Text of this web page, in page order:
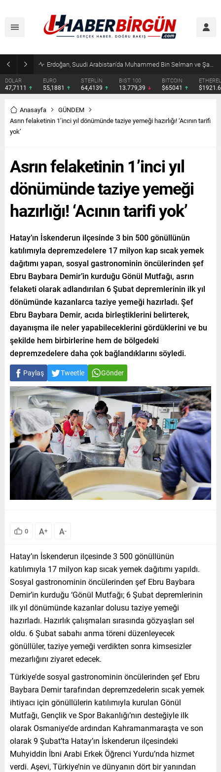
Erdoğan, Suudi Arabistan’da Muhammed Bin Selman ve Şahbaz Şerif ile Görüşecek
DOLAR
47,7111
EURO
55,1881
STERLİN
64,4139
BIST 100
13.779,39
BITCOIN
$65041
Anasayfa
GÜNDEM
Asrın felaketinin 1’inci yıl dönümünde taziye yemeği hazırlığı! ‘Acının tarifi
yok’
Asrın felaketinin 1’inci yıl
dönümünde taziye yemeği
hazırlığı! ‘Acının tarifi yok’
Hatay’ın İskenderun ilçesinde 3 bin 500 gönüllünün
katılımıyla depremzedelere 17 milyon kap sıcak yemek
dağıtımı yapan, sosyal gastronominin öncülerinden şef
Ebru Baybara Demir’in kurduğu Gönül Mutfağı, asrın
felaketi olarak adlandırılan 6 Şubat depremlerinin ilk yıl
dönümünde kazanlarca taziye yemeği hazırladı. Şef
Ebru Baybara Demir, acıda birleştiklerini belirterek,
dayanışma ile neler yapabileceklerini gördüklerini ve bu
şekilde hem birbirlerine hem de bölgedeki
depremzedelere daha çok bağlandıklarını söyledi.
Paylaş Tweetle Gönder
0 A+ A-
Hatay’ın İskenderun ilçesinde 3 500 gönüllünün
katılımıyla 17 milyon kap sıcak yemek dağıtımı yapıldı.
Sosyal gastronominin öncülerinden şef Ebru Baybara
Demir’in kurduğu ‘Gönül Mutfağı; 6 Şubat depremlerinin
ilk yıl dönümünde kazanlar dolusu taziye yemeği
hazırladı. Hazırlık çalışmaları sırasında gözyaşları sel
oldu. 6 Şubat sabahı anma töreni düzenleyecek
gönüllüler, taziye yemeği verdikten sonra kimsesizler
mezarlığını ziyaret edecek.
Türkiye’de sosyal gastronominin öncülerinden şef Ebru
Baybara Demir tarafından depremzedelerin sıcak yemek
ihtiyacı için gönüllülerin katılımıyla kurulan Gönül
Mutfağı, Gençlik ve Spor Bakanlığı’nın desteğiyle ilk
olarak Osmaniye’de ardından Kahramanmaraşta ve son
olarak 9 Şubat’ta Hatay’ın İskenderun ilçesindeki
Muhyiddin İbni Arabi Erkek Öğrenci Yurdu’nda hizmet
verdi. Aşevi, Türkiye’nin ve dünyanın dört bir yanından